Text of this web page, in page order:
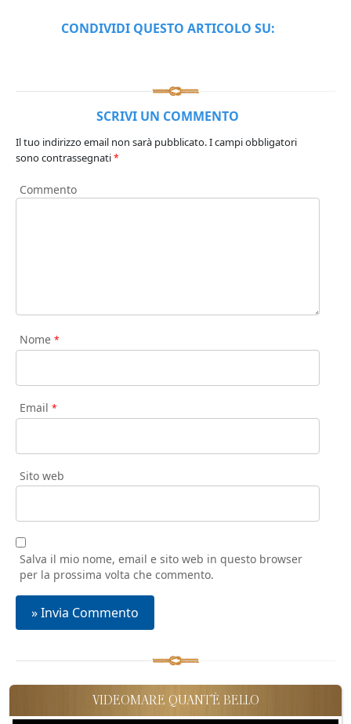
CONDIVIDI QUESTO ARTICOLO SU:
SCRIVI UN COMMENTO
Il tuo indirizzo email non sarà pubblicato.I campi obbligatori
sono contrassegnati*
Commento
Nome *
Email *
Sito web
Salva il mio nome, email e sito web in questo browser
per la prossima volta che commento.
VIDEOMARE QUANT'È BELLO